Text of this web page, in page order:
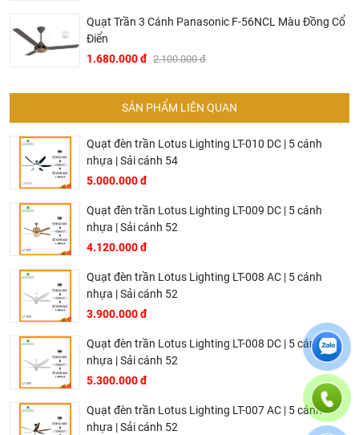
Quạt trần đèn LED DCT Fan DCT1104/TRN
Thông số kỹ thuật chi tiết của quạt trần đèn LED DCT
FAN DCT1104/TRN
Loại sản phẩm:Quạt trần đèn LED
500x500mm cho dạng tròn)
Chất liệu: Mica Acrylic, kim loại
Công suất quạt: 28W
Động cơ: DC Motor
Chế độ sáng đèn: 3 chế độ
Điều khiển: App / Khiển 6 số (6 tốc độ gió)
Quạt Trần 3 Cánh Panasonic F-56NCL Màu Đồng Cổ
Điển
1.680.000 đ 2.100.000 đ
SẢN PHẨM LIÊN QUAN
Quạt đèn trần Lotus Lighting LT-010 DC | 5 cánh
nhựa | Sải cánh 54
5.000.000 đ
Quạt đèn trần Lotus Lighting LT-009 DC | 5 cánh
nhựa | Sải cánh 52
4.120.000 đ
Quạt đèn trần Lotus Lighting LT-008 AC | 5 cánh
nhựa | Sải cánh 52
3.900.000 đ
Quạt đèn trần Lotus Lighting LT-008 DC | 5 cánh
nhựa | Sải cánh 52
5.300.000 đ
Quạt đèn trần Lotus Lighting LT-007 AC | 5 cánh
nhựa | Sải cánh 52